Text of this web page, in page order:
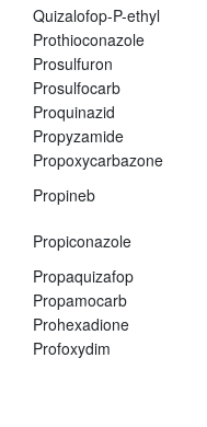
Quizalofop-P-ethyl
Prothioconazole
Prosulfuron
Prosulfocarb
Proquinazid
Propyzamide
Propoxycarbazone
Propineb
Propiconazole
Propaquizafop
Propamocarb
Prohexadione
Profoxydim